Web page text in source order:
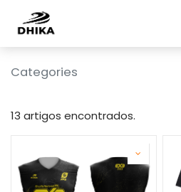
Categories
13 artigos encontrados.